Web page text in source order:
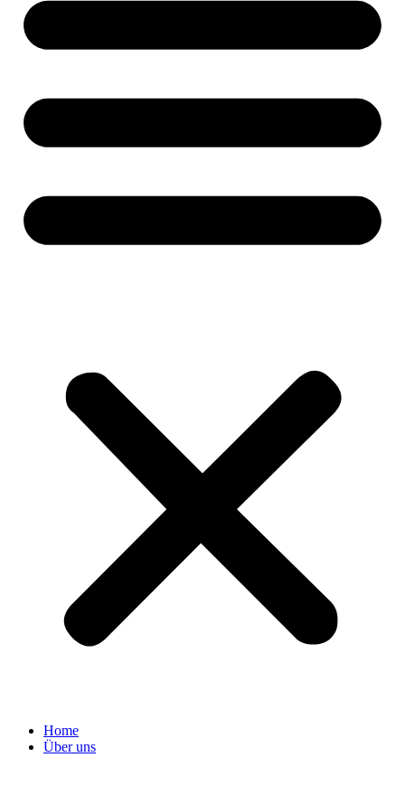
Home
Über uns